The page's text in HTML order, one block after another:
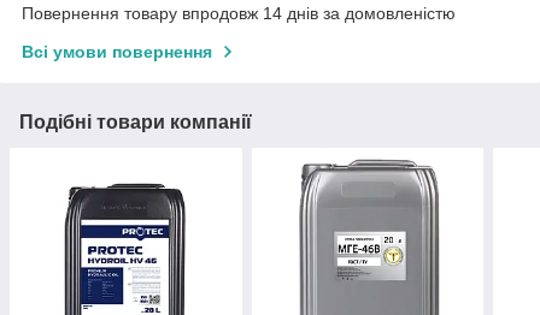
Повернення товару впродовж 14 днів за домовленістю
Всі умови повернення
Подібні товари компанії